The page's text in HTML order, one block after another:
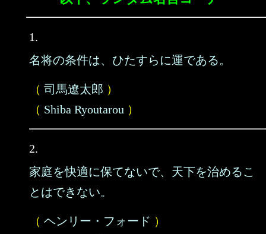
1.
名将の条件は、ひたすらに運である。
（ 司馬遼太郎 ）
（ Shiba Ryoutarou ）
2.
家庭を快適に保てないで、天下を治めるこ
とはできない。
（ ヘンリー・フォード ）